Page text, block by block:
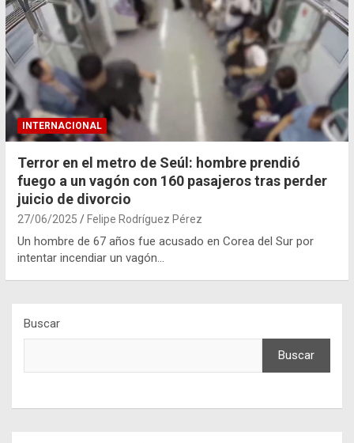
INTERNACIONAL
Terror en el metro de Seúl: hombre prendió
fuego a un vagón con 160 pasajeros tras perder
juicio de divorcio
27/06/2025 Felipe Rodríguez Pérez
Un hombre de 67 años fue acusado en Corea del Sur por
intentar incendiar un vagón…
Buscar
Buscar